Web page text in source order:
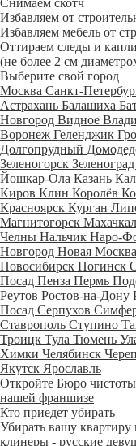
Снимаем скотч
Избавляем от
Избавляем мебель от
Оттираем следы и
(не более 2 см
Выберите свой город
Москва Санкт-
Астрахань Балашиха
Новгород Видное
Воронеж Геленджик
Долгопрудный
Зеленогорск Зеленоград
Йошкар-Ола Казань
Киров Клин Королёв
Красноярск Курган
Магнитогорск
Челны Нальчик Наро-
Новгород Новая Москва
Новосибирск Ногинск
Посад Пенза Пермь
Реутов Ростов-на-Дону
Посад Серпухов
Ставрополь Ступино
Троицк Тула Тюмень
Химки Челябинск
Якутск Ярославль
Откройте Бюро
нашей франшизе
Кто приедет убирать
Убирать вашу
клинеры - русские